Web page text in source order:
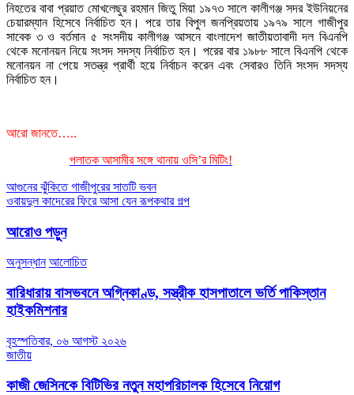
নিহতের বাবা প্রয়াত মোখলেছুর রহমান জিতু মিয়া ১৯৭৩ সালে কালীগঞ্জ সদর ইউনিয়নের
চেয়ারম্যান হিসেবে নির্বাচিত হন। পরে তার বিপুল জনপ্রিয়তায় ১৯৭৯ সালে গাজীপুর
সাবেক ৩ ও বর্তমান ৫ সংসদীয় কালীগঞ্জ আসনে বাংলাদেশ জাতীয়তাবাদী দল বিএনপি
থেকে মনোনয়ন নিয়ে সংসদ সদস্য নির্বাচিত হন। পরের বার ১৯৮৮ সালে বিএনপি থেকে
মনোনয়ন না পেয়ে সতন্ত্র প্রার্থী হয়ে নির্বাচন করেন এবং সেবারও তিনি সংসদ সদস্য
নির্বাচিত হন।
আরো জানতে…..
পলাতক আসামীর সঙ্গে থানায় ওসি’র মিটিং!
Post
navigation
আগুনের ঝুঁকিতে গাজীপুরের সাতটি ভবন
ওবায়দুল কাদেরের ফিরে আসা যেন রূপকথার গল্প
আরোও পড়ুন
অনুসন্ধান আলোচিত
বারিধারায় বাসভবনে অগ্নিকাণ্ড, সস্ত্রীক হাসপাতালে ভর্তি পাকিস্তান
হাইকমিশনার
বৃহস্পতিবার, ০৬ আগস্ট ২০২৬
জাতীয়
কাজী জেসিনকে বিটিভির নতুন মহাপরিচালক হিসেবে নিয়োগ